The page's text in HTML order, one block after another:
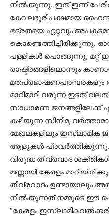
നിൽക്കുന്നു. ഇത് ഇന്ന്
കേവലഭൂരിപക്ഷമായ
ഭദ്രതയെ ഏറ്റവും
കൊണ്ടെത്തിച്ചിരിക്കുന്നു.
പള്ളികൾ പൊങ്ങുന്നു, മറ്റ്
രാഷ്ട്രങ്ങളിലൊന്നും
മതപ്രഭാഷണപരമ്പരകളും
മാറിമാറി വരുന്ന ഇടത്
സാധാരണ ജനങ്ങളിലേക്ക്
കഴിയുന്ന സിനിമ,
മേഖലകളിലും ഇസ്ലാമിക
ആളുകൾ പ്രവർത്തിക്കുന്നു.
വിരുദ്ധ തീവ്രവാദ
മണ്ണായി കേരളം
തീവ്രവാദം ഉണ്ടായാലും
നിൽക്കുന്നത് നമ്മുടെ ഈ
“കേരളം